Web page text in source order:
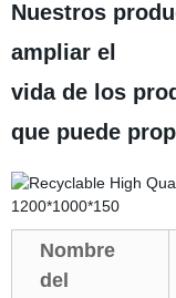
Nuestros
ampliar el
vida de los
que puede
Nombre
del